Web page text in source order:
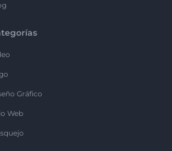
Gráfico
Web